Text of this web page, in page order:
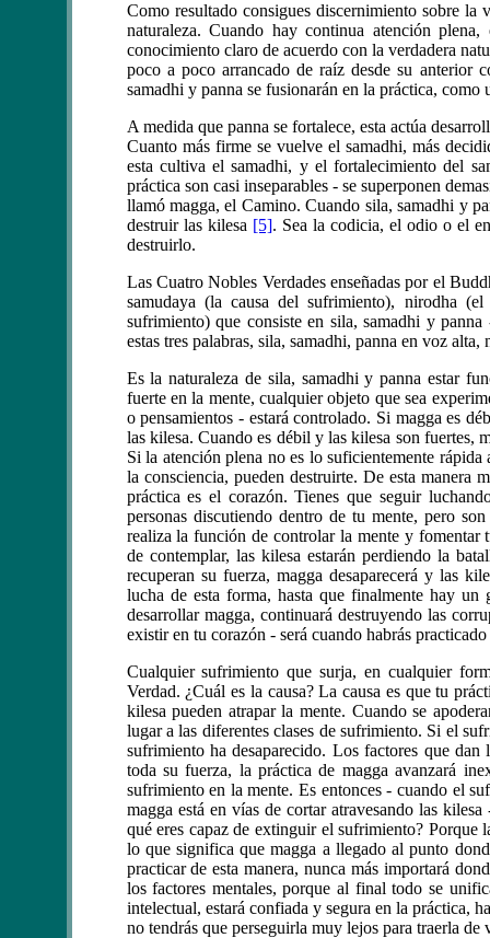
Como resultado consigues discernimiento sobre la
naturaleza. Cuando hay continua atención
conocimiento claro de acuerdo con la verdadera
poco a poco arrancado de raíz desde su anterior
samadhi y panna se fusionarán en la práctica,
A medida que panna se fortalece, esta actúa
Cuanto más firme se vuelve el samadhi, más
esta cultiva el samadhi, y el fortalecimiento del
práctica son casi inseparables - se superponen
llamó magga, el Camino. Cuando sila, samadhi y
destruir las kilesa [5]. Sea la codicia, el odio o el
destruirlo.
Las Cuatro Nobles Verdades enseñadas por el
samudaya (la causa del sufrimiento), nirodha
sufrimiento) que consiste en sila, samadhi y
estas tres palabras, sila, samadhi, panna en voz
Es la naturaleza de sila, samadhi y panna estar
fuerte en la mente, cualquier objeto que sea
o pensamientos - estará controlado. Si magga es
las kilesa. Cuando es débil y las kilesa son fuertes,
Si la atención plena no es lo suficientemente
la consciencia, pueden destruirte. De esta manera
práctica es el corazón. Tienes que seguir
personas discutiendo dentro de tu mente, pero
realiza la función de controlar la mente y fomentar
de contemplar, las kilesa estarán perdiendo la
recuperan su fuerza, magga desaparecerá y las
lucha de esta forma, hasta que finalmente hay
desarrollar magga, continuará destruyendo las
existir en tu corazón - será cuando habrás
Cualquier sufrimiento que surja, en cualquier
Verdad. ¿Cuál es la causa? La causa es que tu
kilesa pueden atrapar la mente. Cuando se
lugar a las diferentes clases de sufrimiento. Si el
sufrimiento ha desaparecido. Los factores que
toda su fuerza, la práctica de magga avanzará
sufrimiento en la mente. Es entonces - cuando el
magga está en vías de cortar atravesando las
qué eres capaz de extinguir el sufrimiento?
lo que significa que magga a llegado al punto
practicar de esta manera, nunca más importará
los factores mentales, porque al final todo se
intelectual, estará confiada y segura en la práctica,
no tendrás que perseguirla muy lejos para traerla de